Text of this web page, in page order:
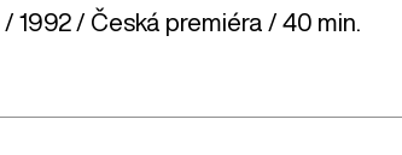
/ 1992 / Česká premiéra / 40 min.